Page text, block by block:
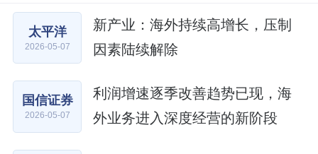
太平洋
2026-05-07
新产业：海外持续高增长，压制
因素陆续解除
国信证券
2026-05-07
利润增速逐季改善趋势已现，海
外业务进入深度经营的新阶段